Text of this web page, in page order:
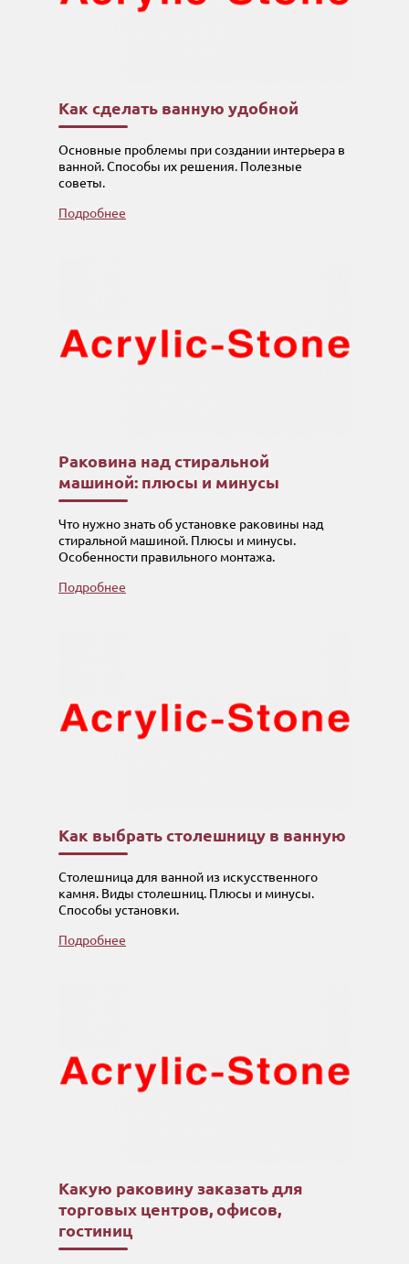
Как сделать ванную удобной
Основные проблемы при создании интерьера в
ванной. Способы их решения. Полезные
советы.
Подробнее
Раковина над стиральной
машиной: плюсы и минусы
Что нужно знать об установке раковины над
стиральной машиной. Плюсы и минусы.
Особенности правильного монтажа.
Подробнее
Как выбрать столешницу в ванную
Столешница для ванной из искусственного
камня. Виды столешниц. Плюсы и минусы.
Способы установки.
Подробнее
Какую раковину заказать для
торговых центров, офисов,
гостиниц